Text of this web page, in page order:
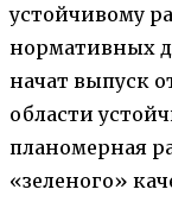
устойчивому
нормативных
начат выпуск
области
планомерная
«зеленого»